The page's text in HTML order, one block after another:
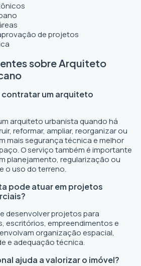
de projetos
sobre Arquiteto
contratar um arquiteto
arquiteto urbanista quando há
reformar, ampliar, reorganizar ou
mais segurança técnica e melhor
O serviço também é importante
planejamento, regularização ou
o uso do terreno.
pode atuar em projetos
desenvolver projetos para
escritórios, empreendimentos e
organização espacial,
e adequação técnica.
ajuda a valorizar o imóvel?